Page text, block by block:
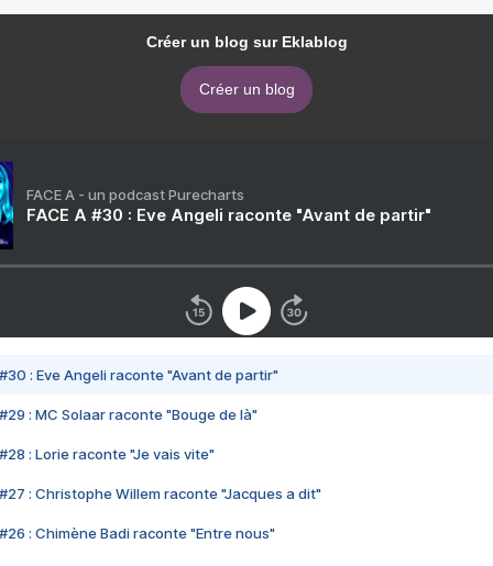
Créer un blog sur Eklablog
Créer un blog
FACE A - un podcast Purecharts
FACE A #30 : Eve Angeli raconte "Avant de partir"
#30 : Eve Angeli raconte "Avant de partir"
#29 : MC Solaar raconte "Bouge de là"
#28 : Lorie raconte "Je vais vite"
#27 : Christophe Willem raconte "Jacques a dit"
#26 : Chimène Badi raconte "Entre nous"